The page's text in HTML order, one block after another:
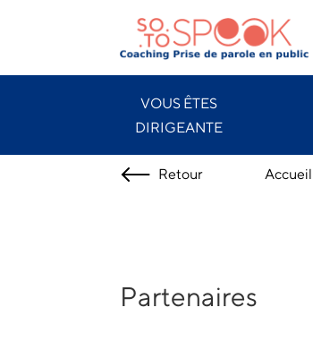
VOUS ÊTES
DIRIGEANTE
Retour Accueil
Partenaires